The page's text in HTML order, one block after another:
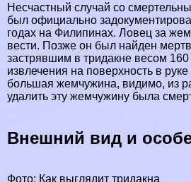
Несчастный случай со
был официально
годах на Филипинах. Ловец за
вести. Позже он был найден
застрявшим в тридакне весом 160
извлечения на поверхность в
большая жемчужина, видимо, из
удалить эту жемчужину была
Внешний вид и
Фото: Как выглядит тридакна